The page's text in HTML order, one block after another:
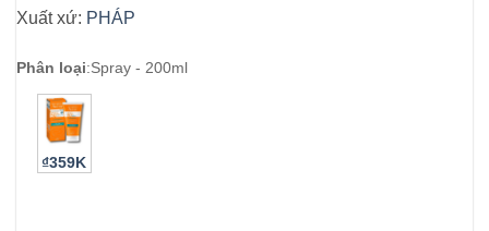
Xuất xứ: PHÁP
Phân loại:Spray - 200ml
₫359K